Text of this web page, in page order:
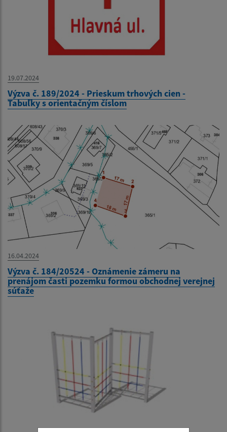
19.07.2024
Výzva č. 189/2024 - Prieskum trhových cien -
Tabuľky s orientačným číslom
16.04.2024
Výzva č. 184/20524 - Oznámenie zámeru na
prenájom časti pozemku formou obchodnej verejnej
súťaže